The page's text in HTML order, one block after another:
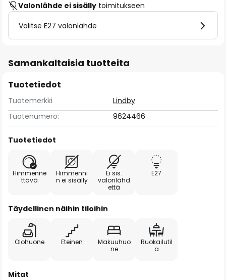
Valonlähde ei sisälly toimitukseen
Valitse E27 valonlähde
Samankaltaisia tuotteita
Tuotetiedot
Tuotemerkki
Lindby
Tuotenumero:
9624466
Tuotetiedot
Himmenne
ttävä
Himmenni
n ei sisälly
Ei sis.
valonlähd
että
E27
Täydellinen näihin tiloihin
Olohuone Eteinen
Makuuhuo
ne
Ruokailutil
a
Mitat